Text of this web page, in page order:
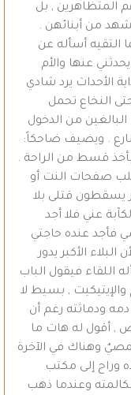
المتظاهرين , بل
من أبنائهن .
أسأله عن
عنها والأم
الأحداث يرد شادي
النخاع تحمل
من الدخول
. ويضيف ضاحكاً:
قسط من الراحة .
صفحات النت أو
يسقطون قتلى بلا
عني فلا أجد
فأجد عنده حاجتي
الأكبر يدور
فيقول الباب
, بسيط لا
ودماثته رغم أن
, أقول له هات ما
وهناك في الآخرة
وراح إلى مكتب
وعندما ذهب